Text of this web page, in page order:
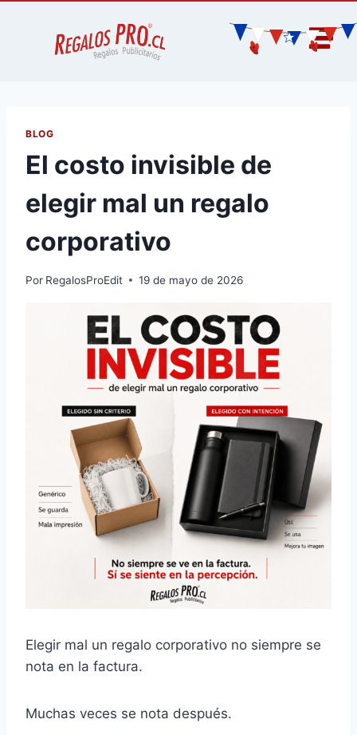
BLOG
El costo invisible de
elegir mal un regalo
corporativo
Por RegalosProEdit 19 de mayo de 2026
Elegir mal un regalo corporativo no siempre se
nota en la factura.
Muchas veces se nota después.